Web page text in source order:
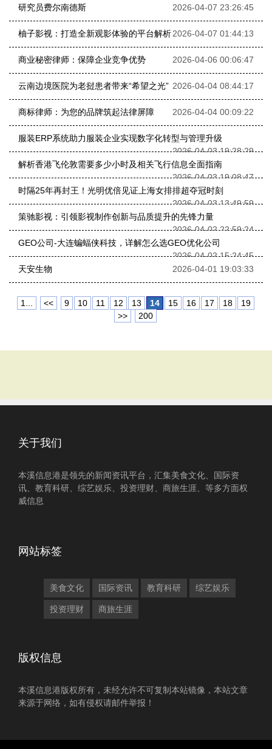
研究员费尔南德斯
2026-04-07 23:26:45
柚子影视：打造全新观影体验的平台解析2026-04-07 01:44:13
商业秘密律师：保障企业竞争优势 2026-04-06 00:06:47
云南边境医院为老挝患者带来“希望之光” 2026-04-04 08:44:17
商标律师：为您的品牌筑起法律屏障 2026-04-04 00:09:22
服装ERP系统助力服装企业实现数字化转型与管理升级
2026-04-03 19:28:29
解析香港飞伦敦需要多少小时及相关飞行信息全面指南
2026-04-03 19:08:47
时隔25年再封王！光明优倍见证上海女排排超夺冠时刻
2026-04-03 13:49:59
策驰影视：引领影视制作创新与品质提升的先锋力量
2026-04-02 22:59:24
GEO公司-大连蝙蝠侠科技，详解怎么选GEO优化公司
2026-04-02 15:24:45
天安生物
2026-04-01 19:03:33
1... << 9 10 11 12 13 14 15 16 17 18
19
>>
200
关于我们
本溪信息港是领先的新闻资讯平台，汇集美食文化、国际资
讯、教育科研、综艺娱乐、投资理财、商旅生涯、等多方面权
威信息
网站标签
美食文化 国际资讯 教育科研 综艺娱乐
投资理财 商旅生涯
版权信息
本溪信息港版权所有，未经允许不可复制本站镜像，本站文章
来源于网络，如有侵权请邮件举报！